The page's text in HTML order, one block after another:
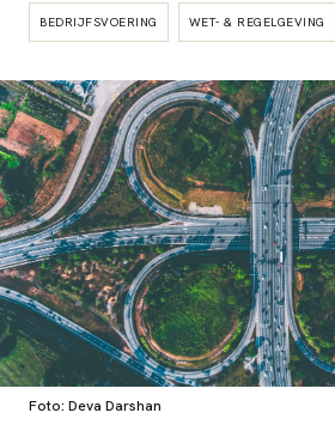
BEDRIJFSVOERING WET- & REGELGEVING
Foto: Deva Darshan